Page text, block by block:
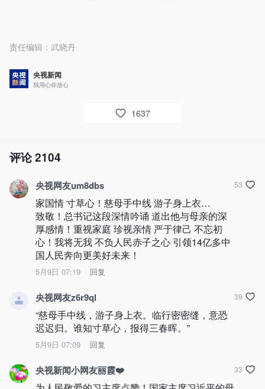
责任编辑： 武晓丹
央视新闻
我用心你放心
1637
评论2104
央视网友um8dbs
家国情 寸草心！慈母手中线 游子身上衣…
致敬！总书记这段深情吟诵 道出他与母亲的深
厚感情！重视家庭 珍视亲情 严于律己 不忘初
心！我将无我 不负人民赤子之心 引领14亿多中
国人民奔向更美好未来！
5月9日 07:19 回复
53
央视网友z6r9ql
“慈母手中线，游子身上衣。临行密密缝，意恐
迟迟归。谁知寸草心，报得三春晖。”
5月9日 07:09 回复
39
央视新闻小网友丽霞❤️ 33